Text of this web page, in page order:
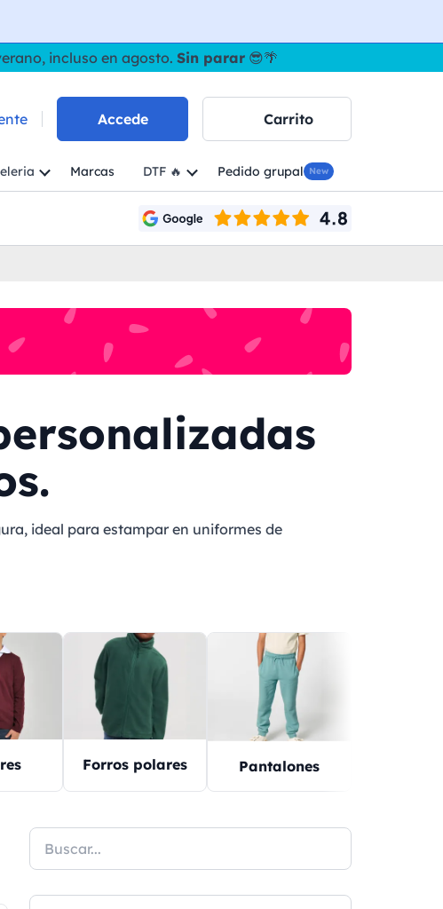
incluso en agosto. Sin parar😎🌴
Accede Carrito
Marcas DTF 🔥 Pedido grupal New
ideal para estampar en uniformes de
Forros polares Pantalones